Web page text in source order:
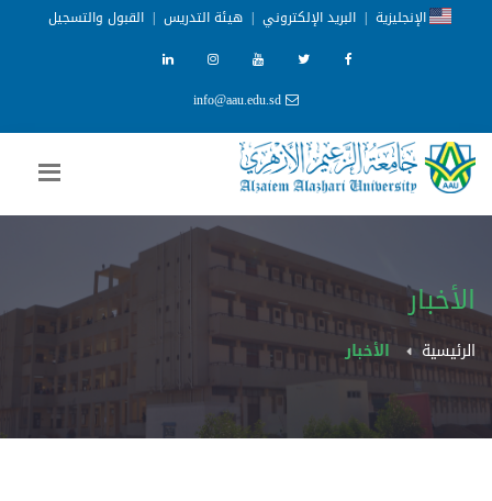
الإنجليزية | البريد الإلكتروني | هيئة التدريس | القبول والتسجيل
info@aau.edu.sd
الأخبار
الرئيسية الأخبار